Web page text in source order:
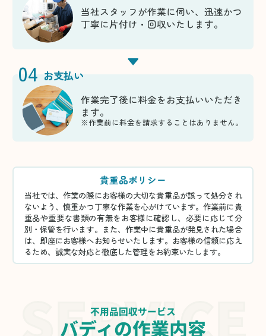
当社スタッフが作業に伺い、迅速かつ
丁寧に片付け・回収いたします。
04 お支払い
作業完了後に料金をお支払いいただき
ます。
※作業前に料金を請求することはありません。
貴重品ポリシー
当社では、作業の際にお客様の大切な貴重品が誤って処分され
ないよう、慎重かつ丁寧な作業を心がけています。作業前に貴
重品や重要な書類の有無をお客様に確認し、必要に応じて分
別・保管を行います。また、作業中に貴重品が発見された場合
は、即座にお客様へお知らせいたします。お客様の信頼に応え
るため、誠実な対応と徹底した管理をお約束いたします。
不用品回収サービス
バディの作業内容